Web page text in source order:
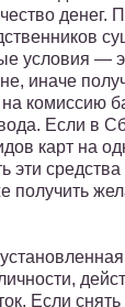
денег.
условия —
иначе
комиссию
Если в
карт на
эти
получить
Если